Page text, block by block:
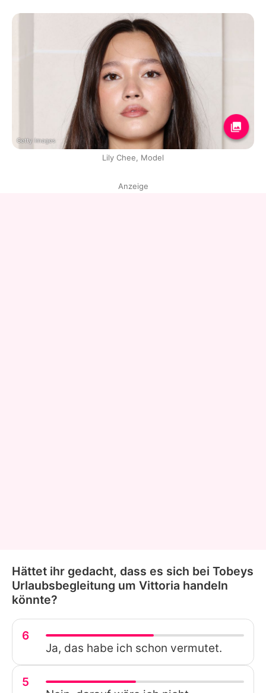
Getty Images
Lily Chee, Model
Anzeige
Hättet ihr gedacht, dass es sich bei Tobeys
Urlaubsbegleitung um Vittoria handeln
könnte?
6
Ja, das habe ich schon vermutet.
5